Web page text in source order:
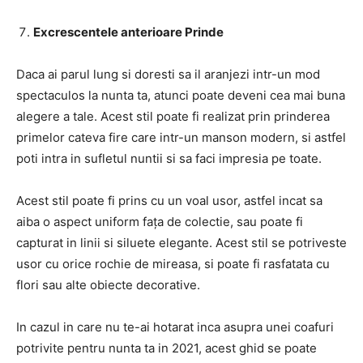
Excrescentele anterioare Prinde
Daca ai parul lung si doresti sa il aranjezi intr-un mod
spectaculos la nunta ta, atunci poate deveni cea mai buna
alegere a tale. Acest stil poate fi realizat prin prinderea
primelor cateva fire care intr-un manson modern, si astfel
poti intra in sufletul nuntii si sa faci impresia pe toate.
Acest stil poate fi prins cu un voal usor, astfel incat sa
aiba o aspect uniform fața de colectie, sau poate fi
capturat in linii si siluete elegante. Acest stil se potriveste
usor cu orice rochie de mireasa, si poate fi rasfatata cu
flori sau alte obiecte decorative.
In cazul in care nu te-ai hotarat inca asupra unei coafuri
potrivite pentru nunta ta in 2021, acest ghid se poate